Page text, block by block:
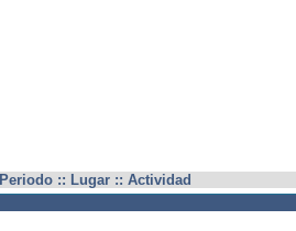
Periodo :: Lugar :: Actividad